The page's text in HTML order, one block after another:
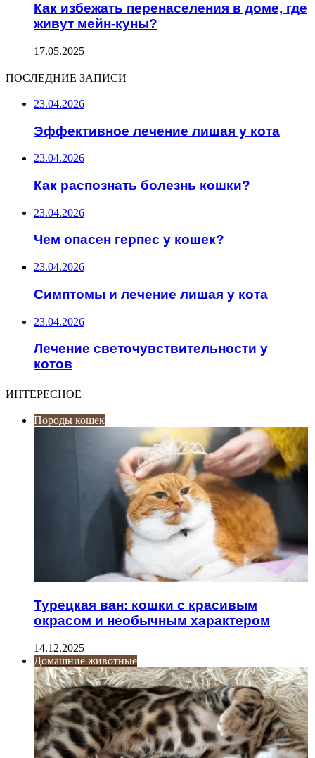
Как избежать перенаселения в доме, где
живут мейн-куны?
17.05.2025
ПОСЛЕДНИЕ ЗАПИСИ
23.04.2026
Эффективное лечение лишая у кота
23.04.2026
Как распознать болезнь кошки?
23.04.2026
Чем опасен герпес у кошек?
23.04.2026
Симптомы и лечение лишая у кота
23.04.2026
Лечение светочувствительности у
котов
ИНТЕРЕСНОЕ
Породы кошек
Турецкая ван: кошки с красивым
окрасом и необычным характером
14.12.2025
Домашние животные